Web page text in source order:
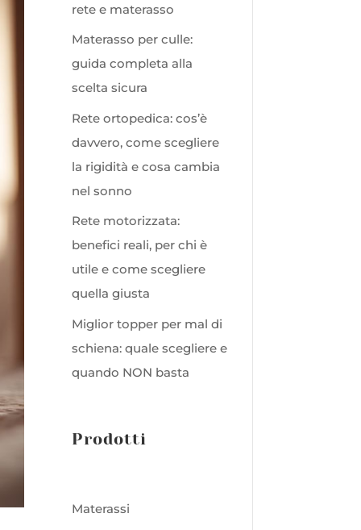
rete e materasso
Materasso per culle:
guida completa alla
scelta sicura
Rete ortopedica: cos’è
davvero, come scegliere
la rigidità e cosa cambia
nel sonno
Rete motorizzata:
benefici reali, per chi è
utile e come scegliere
quella giusta
Miglior topper per mal di
schiena: quale scegliere e
quando NON basta
Prodotti
Materassi